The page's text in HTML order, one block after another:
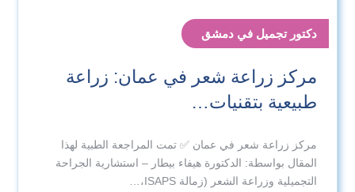
دكتور تجميل في دمشق
مركز زراعة شعر في عمان: زراعة
طبيعية بتقنيات…
مركز زراعة شعر في عمان ✅ تمت المراجعة الطبية لهذا
المقال بواسطة: الدكتورة هيفاء بيطار – استشارية الجراحة
التجميلية وزراعة الشعر (زمالة ISAPS،…